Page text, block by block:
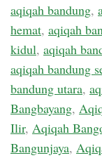
aqiqah bandung,
hemat, aqiqah
kidul, aqiqah
aqiqah bandung
bandung utara,
Bangbayang,
Ilir, Aqiqah
Bangunjaya,